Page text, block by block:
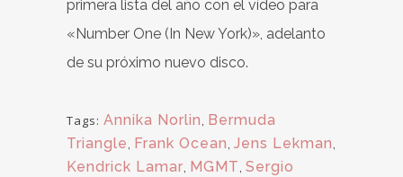
primera lista del año con el vídeo para
«Number One (In New York)», adelanto
de su próximo nuevo disco.
Tags: Annika Norlin, Bermuda
Triangle, Frank Ocean, Jens Lekman,
Kendrick Lamar, MGMT, Sergio